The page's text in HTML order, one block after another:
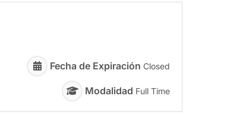
Fecha de Expiración Closed
Modalidad Full Time